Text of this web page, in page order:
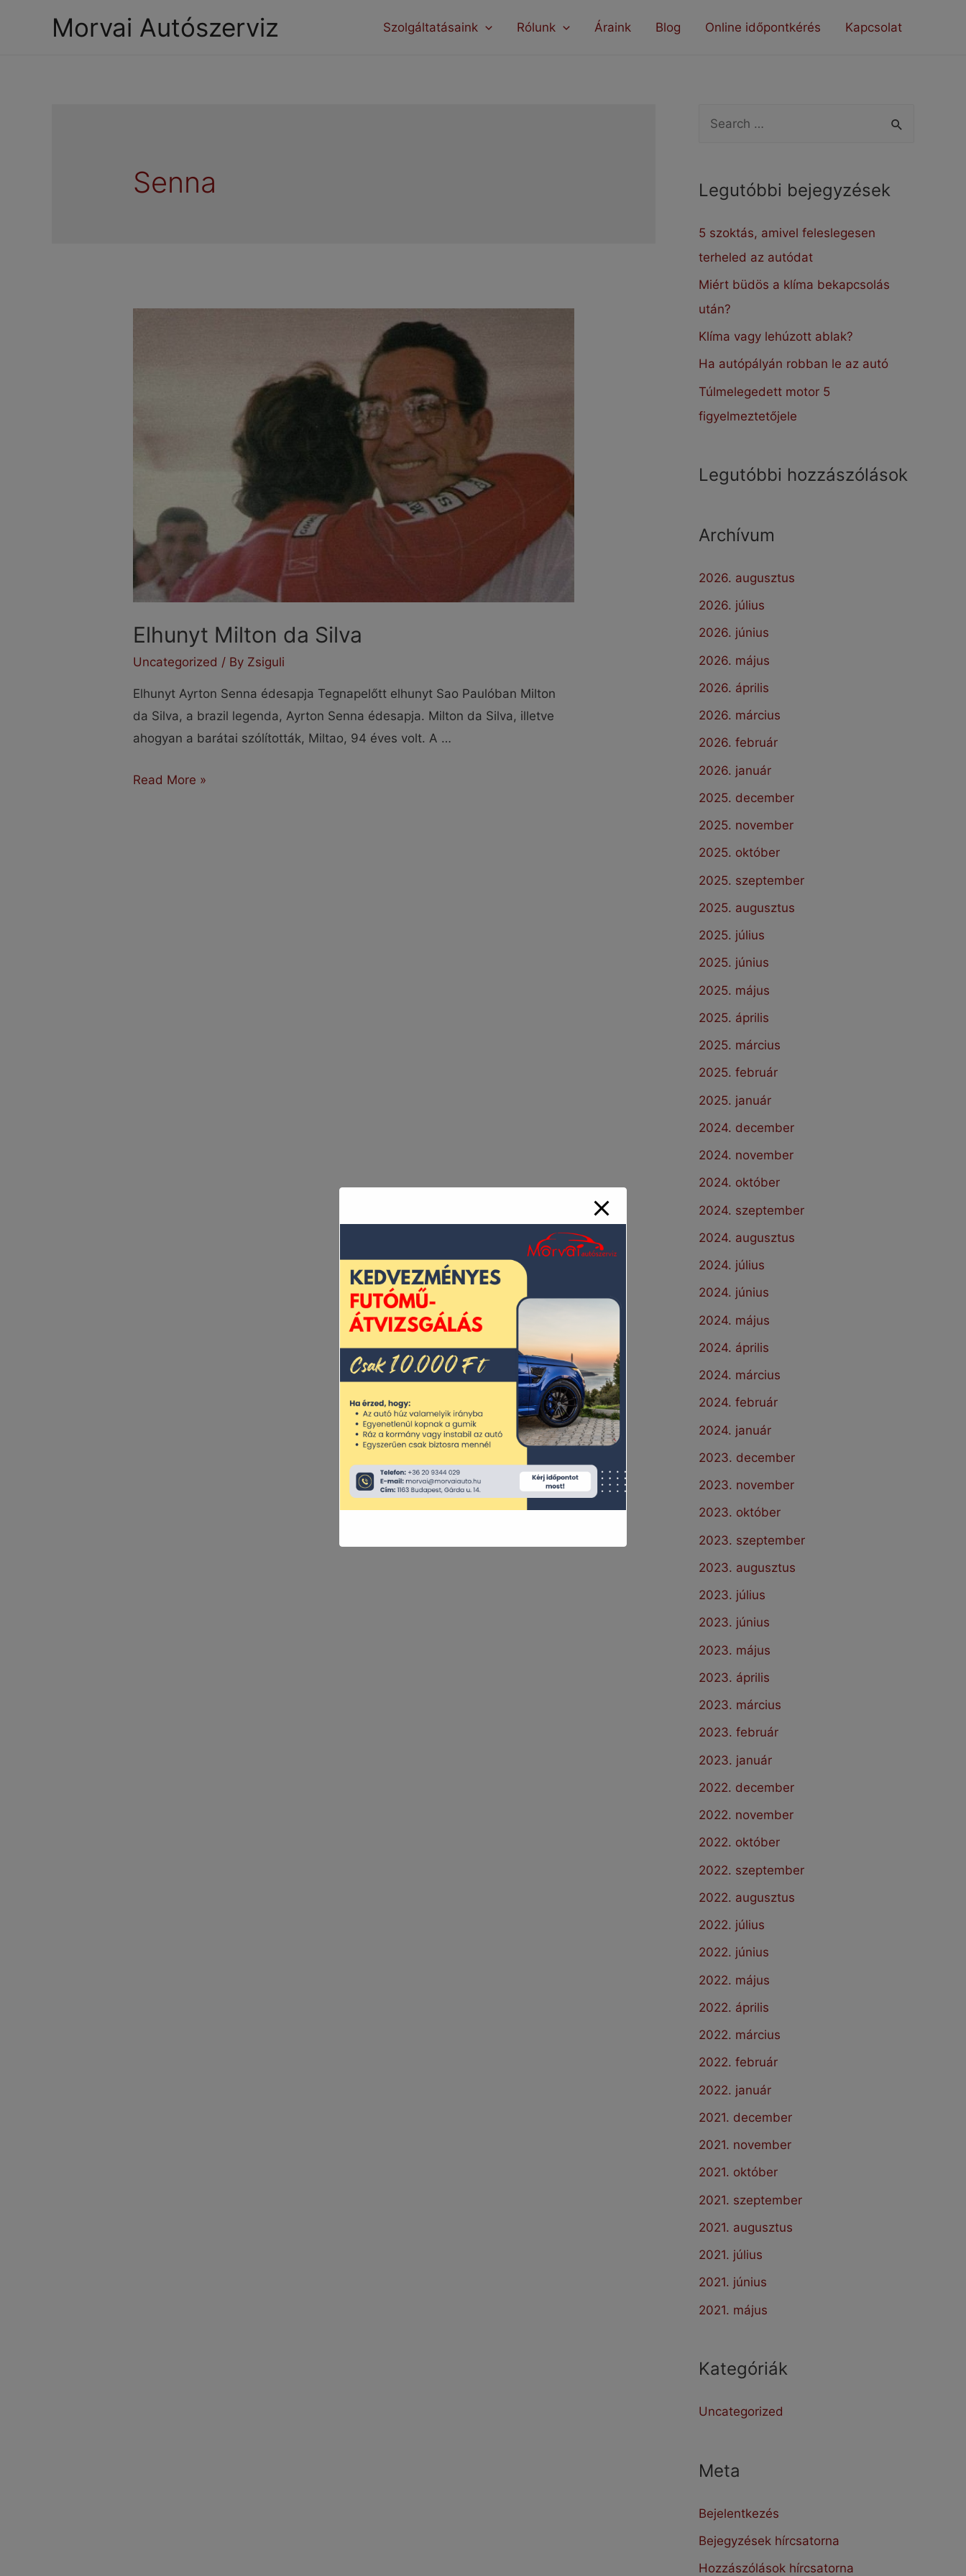
Morvai Autószerviz Szolgáltatásaink Rólunk Áraink Blog Online időpontkérés Kapcsolat
Senna
Elhunyt Milton da Silva
Uncategorized / By Zsiguli
Elhunyt Ayrton Senna édesapja Tegnapelőtt elhunyt Sao Paulóban Milton
da Silva, a brazil legenda, Ayrton Senna édesapja. Milton da Silva, illetve
ahogyan a barátai szólították, Miltao, 94 éves volt. A …
Elhunyt
Read More »
h
f
o
r
:
Legutóbbi bejegyzések
5 szoktás, amivel feleslegesen
terheled az autódat
Miért büdös a klíma bekapcsolás
után?
Klíma vagy lehúzott ablak?
Ha autópályán robban le az autó
Túlmelegedett motor 5
figyelmeztetőjele
Legutóbbi hozzászólások
Archívum
2026. augusztus
2026. július
2026. június
2026. május
2026. április
2026. március
2026. február
2026. január
2025. december
2025. november
2025. október
2025. szeptember
2025. augusztus
2025. július
2025. június
2025. május
2025. április
2025. március
2025. február
2025. január
2024. december
2024. november
2024. október
2024. szeptember
2024. augusztus
2024. július
2024. június
2024. május
2024. április
2024. március
2024. február
2024. január
2023. december
2023. november
2023. október
2023. szeptember
2023. augusztus
2023. július
2023. június
2023. május
2023. április
2023. március
2023. február
2023. január
2022. december
2022. november
2022. október
2022. szeptember
2022. augusztus
2022. július
2022. június
2022. május
2022. április
2022. március
2022. február
2022. január
2021. december
2021. november
2021. október
2021. szeptember
2021. augusztus
2021. július
2021. június
2021. május
Kategóriák
Uncategorized
Meta
Bejelentkezés
Bejegyzések hírcsatorna
Hozzászólások hírcsatorna